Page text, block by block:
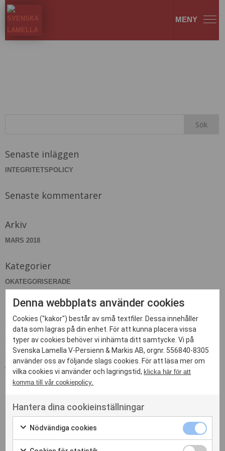
Senaste inläggen
INTEGRITETSPOLICY
Senaste kommentarer
Arkiv
MARS 2018
Kategorier
OKATEGORISERADE
Meta
LOGGA IN
FLÖDE FÖR INLÄGG
FLÖDE FÖR KOMMENTARER
WORDPRESS.ORG
Kontakta oss
Denna webbplats använder cookies
Cookies ("kakor") består av små textfiler. Dessa innehåller
data som lagras på din enhet. För att kunna placera vissa
typer av cookies behöver vi inhämta ditt samtycke. Vi på
Svenska Lamella V-Persienn & Markis AB, orgnr. 556840-8305
använder oss av följande slags cookies. För att läsa mer om
vilka cookies vi använder och lagringstid,klicka här för att
komma till vår cookiepolicy.
Hantera dina cookieinställningar
Nödvändiga cookies